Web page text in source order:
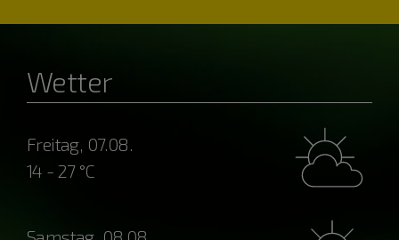
Wetter
Freitag, 07.08.
14 - 27 °C